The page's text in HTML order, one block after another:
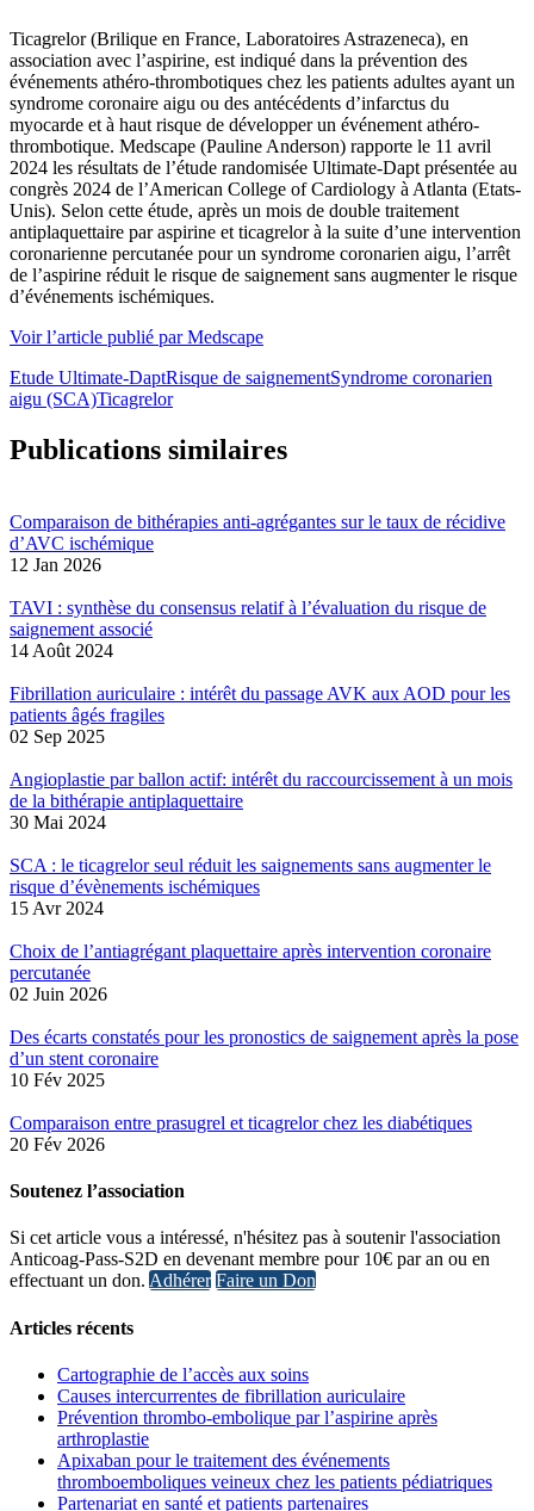
Ticagrelor (Brilique en France, Laboratoires Astrazeneca), en
association avec l’aspirine, est indiqué dans la prévention des
événements athéro-thrombotiques chez les patients adultes ayant un
syndrome coronaire aigu ou des antécédents d’infarctus du
myocarde et à haut risque de développer un événement athéro-
thrombotique. Medscape (Pauline Anderson) rapporte le 11 avril
2024 les résultats de l’étude randomisée Ultimate-Dapt présentée au
congrès 2024 de l’American College of Cardiology à Atlanta (Etats-
Unis). Selon cette étude, après un mois de double traitement
antiplaquettaire par aspirine et ticagrelor à la suite d’une intervention
coronarienne percutanée pour un syndrome coronarien aigu, l’arrêt
de l’aspirine réduit le risque de saignement sans augmenter le risque
d’événements ischémiques.
Voir l’article publié par Medscape
Etude Ultimate-DaptRisque de saignementSyndrome coronarien
aigu (SCA)Ticagrelor
Publications similaires
Comparaison de bithérapies anti-agrégantes sur le taux de récidive
d’AVC ischémique
12 Jan 2026
TAVI : synthèse du consensus relatif à l’évaluation du risque de
saignement associé
14 Août 2024
Fibrillation auriculaire : intérêt du passage AVK aux AOD pour les
patients âgés fragiles
02 Sep 2025
Angioplastie par ballon actif: intérêt du raccourcissement à un mois
de la bithérapie antiplaquettaire
30 Mai 2024
SCA : le ticagrelor seul réduit les saignements sans augmenter le
risque d’évènements ischémiques
15 Avr 2024
Choix de l’antiagrégant plaquettaire après intervention coronaire
percutanée
02 Juin 2026
Des écarts constatés pour les pronostics de saignement après la pose
d’un stent coronaire
10 Fév 2025
Comparaison entre prasugrel et ticagrelor chez les diabétiques
20 Fév 2026
Soutenez l’association
Si cet article vous a intéressé, n'hésitez pas à soutenir l'association
Anticoag-Pass-S2D en devenant membre pour 10€ par an ou en
effectuant un don. Adhérer Faire un Don
Articles récents
Cartographie de l’accès aux soins
Causes intercurrentes de fibrillation auriculaire
Prévention thrombo-embolique par l’aspirine après
arthroplastie
Apixaban pour le traitement des événements
thromboemboliques veineux chez les patients pédiatriques
Partenariat en santé et patients partenaires